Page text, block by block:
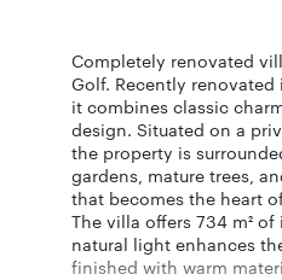
Completely renovated
Golf. Recently renovated
it combines classic
design. Situated on a
the property is
gardens, mature trees,
that becomes the heart
The villa offers 734 m²
natural light enhances
finished with warm